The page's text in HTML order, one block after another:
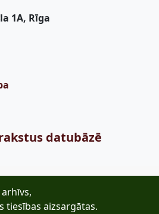
1A, Rīga
datubāzē
tiesības aizsargātas.